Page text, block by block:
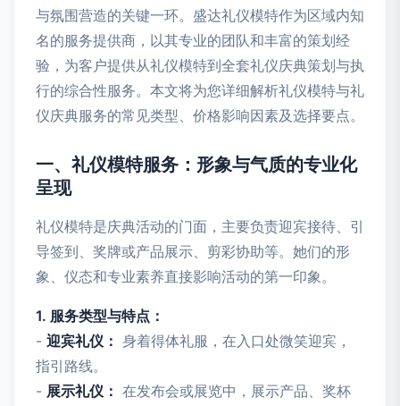
与氛围营造的关键一环。盛达礼仪模特作为区域内知
名的服务提供商，以其专业的团队和丰富的策划经
验，为客户提供从礼仪模特到全套礼仪庆典策划与执
行的综合性服务。本文将为您详细解析礼仪模特与礼
仪庆典服务的常见类型、价格影响因素及选择要点。
一、礼仪模特服务：形象与气质的专业化
呈现
礼仪模特是庆典活动的门面，主要负责迎宾接待、引
导签到、奖牌或产品展示、剪彩协助等。她们的形
象、仪态和专业素养直接影响活动的第一印象。
1. 服务类型与特点：
- 迎宾礼仪： 身着得体礼服，在入口处微笑迎宾，
指引路线。
- 展示礼仪： 在发布会或展览中，展示产品、奖杯